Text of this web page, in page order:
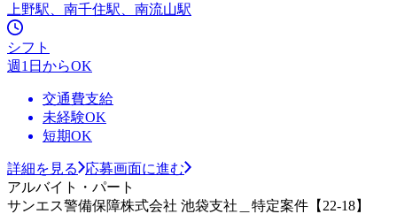
上野駅、南千住駅、南流山駅
シフト
週1日からOK
交通費支給
未経験OK
短期OK
詳細を見る
応募画面に進む
アルバイト・パート
サンエス警備保障株式会社 池袋支社＿特定案件【22-18】